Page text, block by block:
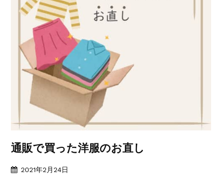
通販で買った洋服のお直し
2021年2月24日